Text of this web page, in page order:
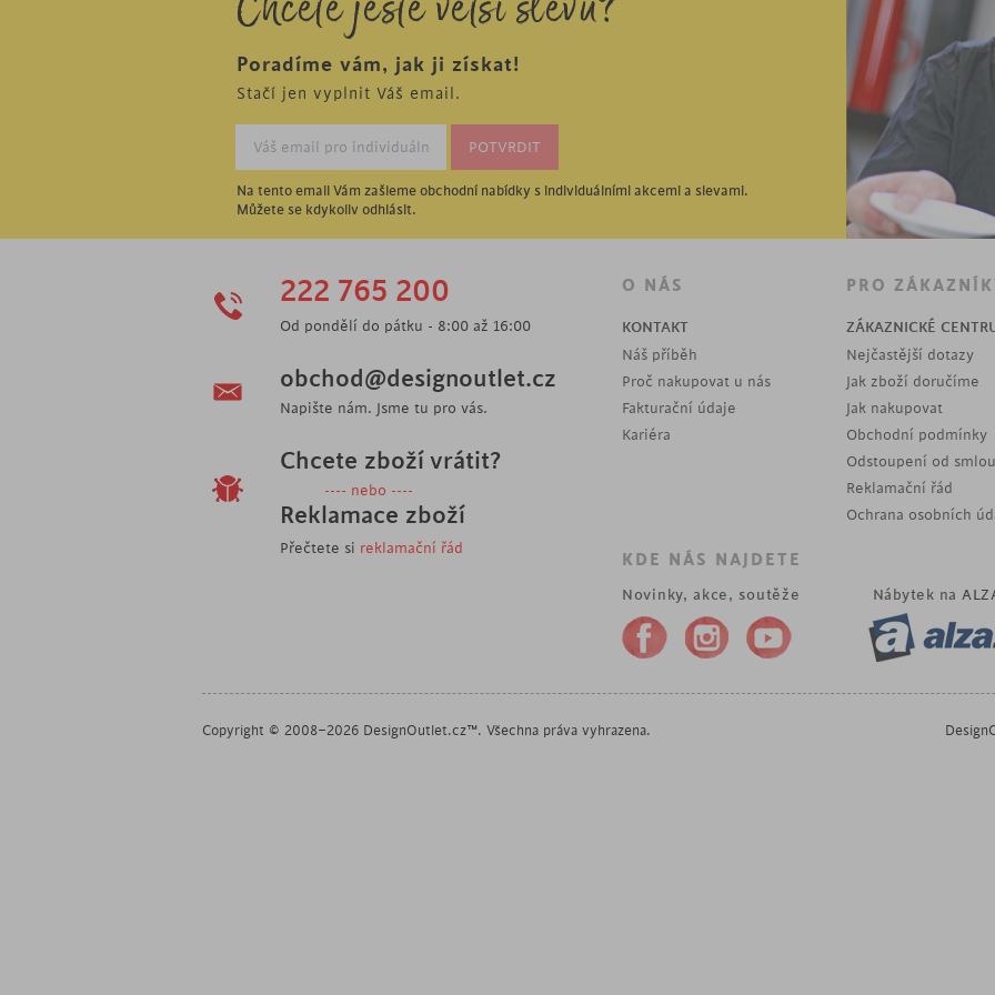
Chcete ještě větší slevu?
Poradíme vám, jak ji získat!
Stačí jen vyplnit Váš email.
Na tento email Vám zašleme obchodní nabídky s individuálními akcemi a slevami.
Můžete se kdykoliv odhlásit.
222 765 200
Od pondělí do pátku - 8:00 až 16:00
obchod@designoutlet.cz
Napište nám. Jsme tu pro vás.
Chcete zboží vrátit?
---- nebo ----
Reklamace zboží
Přečtete si reklamační řád
O NÁS
KONTAKT
Náš příběh
Proč nakupovat u nás
Fakturační údaje
Kariéra
PRO
ZÁKAZNICKÉ
Nejčastější dotazy
Jak zboží doručíme
Jak nakupovat
Obchodní podmínky
Odstoupení od
Reklamační řád
Ochrana osobních
KDE NÁS NAJDETE
Novinky, akce, soutěže Nábytek na
Copyright © 2008–2026 DesignOutlet.cz™. Všechna práva vyhrazena.